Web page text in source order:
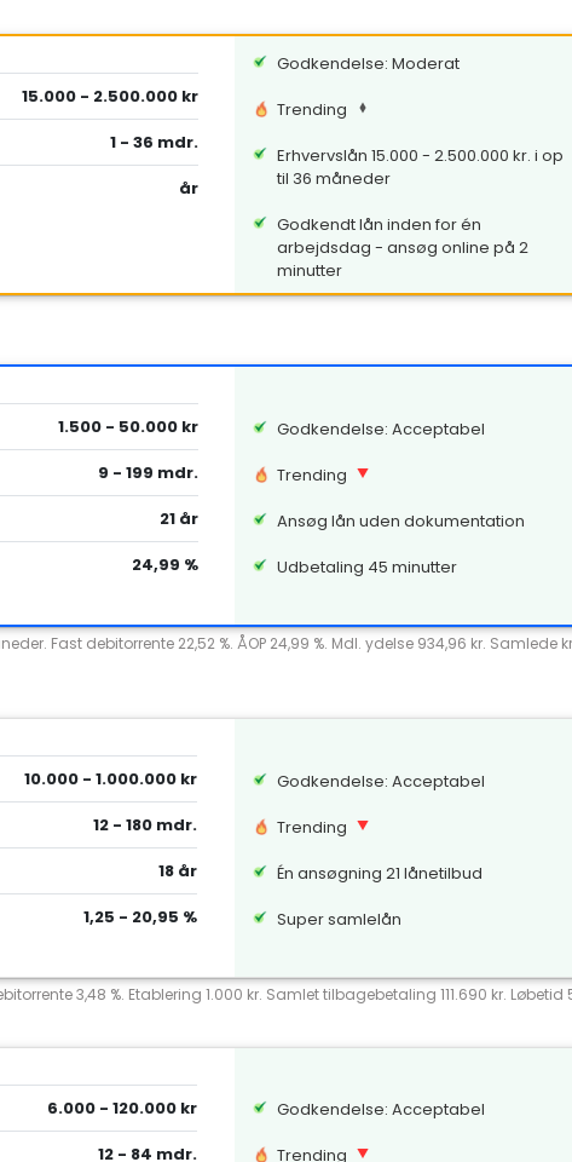
15.000 - 2.500.000 kr
1 - 36 mdr.
år
Godkendelse: Moderat
Trending
Erhvervslån 15.000 - 2.500.000 kr. i op
til 36 måneder
Godkendt lån inden for én
arbejdsdag - ansøg online på 2
minutter
1.500 - 50.000 kr
9 - 199 mdr.
21 år
24,99 %
Godkendelse: Acceptabel
Trending
Ansøg lån uden dokumentation
Udbetaling 45 minutter
Fast debitorrente 22,52 %. ÅOP 24,99 %. Mdl. ydelse 934,96 kr. Samlede
10.000 - 1.000.000 kr
12 - 180 mdr.
18 år
1,25 - 20,95 %
Godkendelse: Acceptabel
Trending
Én ansøgning 21 lånetilbud
Super samlelån
3,48 %. Etablering 1.000 kr. Samlet tilbagebetaling 111.690 kr.
6.000 - 120.000 kr
12 - 84 mdr.
Godkendelse: Acceptabel
Trending